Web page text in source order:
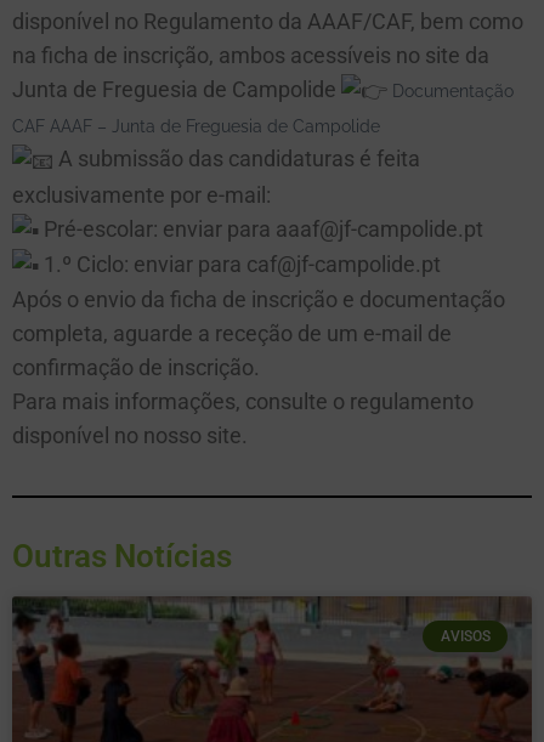
disponível no Regulamento da AAAF/CAF, bem como
na ficha de inscrição, ambos acessíveis no site da
Junta de Freguesia de Campolide
Documentação
CAF AAAF – Junta de Freguesia de Campolide
A submissão das candidaturas é feita
exclusivamente por e-mail:
Pré-escolar: enviar para aaaf@jf-campolide.pt
1.º Ciclo: enviar para caf@jf-campolide.pt
Após o envio da ficha de inscrição e documentação
completa, aguarde a receção de um e-mail de
confirmação de inscrição.
Para mais informações, consulte o regulamento
disponível no nosso site.
Outras Notícias
AVISOS